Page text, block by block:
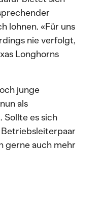
lohnen. «Für uns
nie verfolgt,
Longhorns
junge
als
Sollte es sich
gerne auch mehr